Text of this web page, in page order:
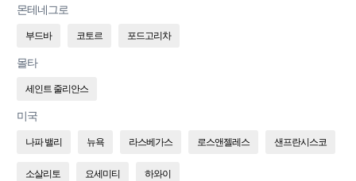
몬테네그로
부드바 코토르 포드고리차
몰타
세인트 줄리안스
미국
나파 밸리 뉴욕 라스베가스 로스앤젤레스 샌프란시스코
소살리토 요세미티 하와이